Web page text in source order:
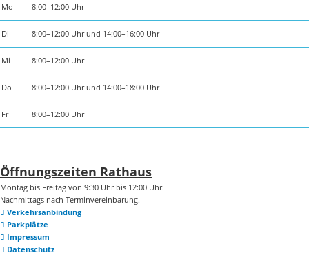
Mo 8:00–12:00 Uhr
Di 8:00–12:00 Uhr und 14:00–16:00 Uhr
Mi 8:00–12:00 Uhr
Do 8:00–12:00 Uhr und 14:00–18:00 Uhr
Fr 8:00–12:00 Uhr
Öffnungszeiten Rathaus
Montag bis Freitag von 9:30 Uhr bis 12:00 Uhr.
Nachmittags nach Terminvereinbarung.
Verkehrsanbindung
Parkplätze
Impressum
Datenschutz